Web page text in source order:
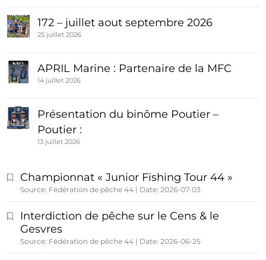
172 – juillet aout septembre 2026
25 juillet 2026
APRIL Marine : Partenaire de la MFC
14 juillet 2026
Présentation du binôme Poutier –
Poutier :
13 juillet 2026
Championnat « Junior Fishing Tour 44 »
Source: Fédération de pêche 44 Date: 2026-07-03
Interdiction de pêche sur le Cens & le
Gesvres
Source: Fédération de pêche 44 Date: 2026-06-25